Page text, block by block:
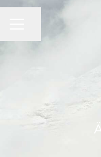
Dela sidan